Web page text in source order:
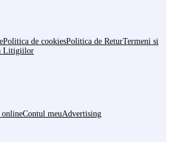
Politica de cookiesPolitica de ReturTermeni si
Litigiilor
onlineContul meuAdvertising